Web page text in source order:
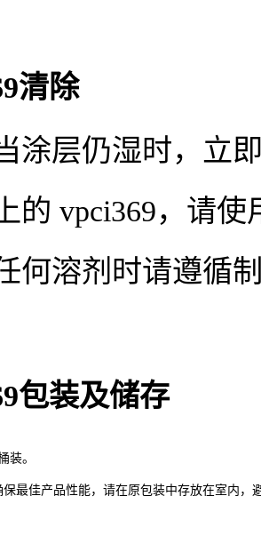
清除
涂层仍湿时，立
的 vpci369，请使
何溶剂时请遵循
包装及储存
装。
保最佳产品性能，请在原包装中存放在室内，